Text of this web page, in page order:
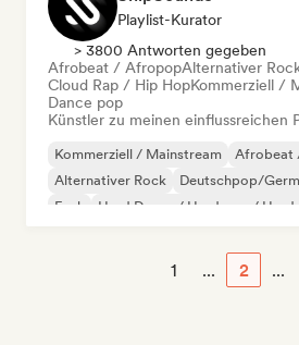
Playlist-Kurator
> 3800 Antworten gegeben
Afrobeat / AfropopAlternativer
Cloud Rap / Hip HopKommerziell /
Dance pop
Künstler zu meinen einflussreichen
Kommerziell / Mainstream
Afrobeat
Alternativer Rock
Deutschpop/
Funk
Hard Dance / Hardcore /
1 ... 2 ...